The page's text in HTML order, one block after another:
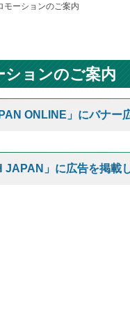
モーションのご案内
ションのご案内
ONLINE」にバナ
JAPAN」に広告を掲載